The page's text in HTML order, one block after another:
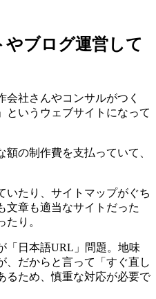
ブログ運営して
会社さんやコンサルがつく
いうウェブサイトになって
の制作費を支払っていて、
いたり、サイトマップがぐち
文章も適当なサイトだった
り。
「日本語URL」問題。地味
、だからと言って「すぐ直し
るため、慎重な対応が必要で